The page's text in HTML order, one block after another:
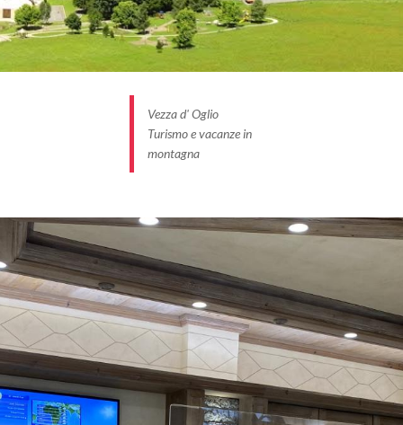
Vezza d' Oglio
Turismo e vacanze in
montagna